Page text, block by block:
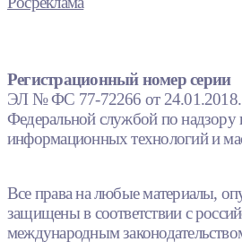
Регистрационный номер серии
ЭЛ № ФС 77-72266 от 24.01.2018.
Федеральной службой по надзору
информационных технологий и
Все права на любые материалы,
защищены в соответствии с
международным